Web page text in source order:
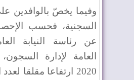
وفيما يخصّ بالوافدين
السجنية، فحسب
عن رئاسة النيابة
العامة لإدارة
2020 ارتفاعا مقلقا